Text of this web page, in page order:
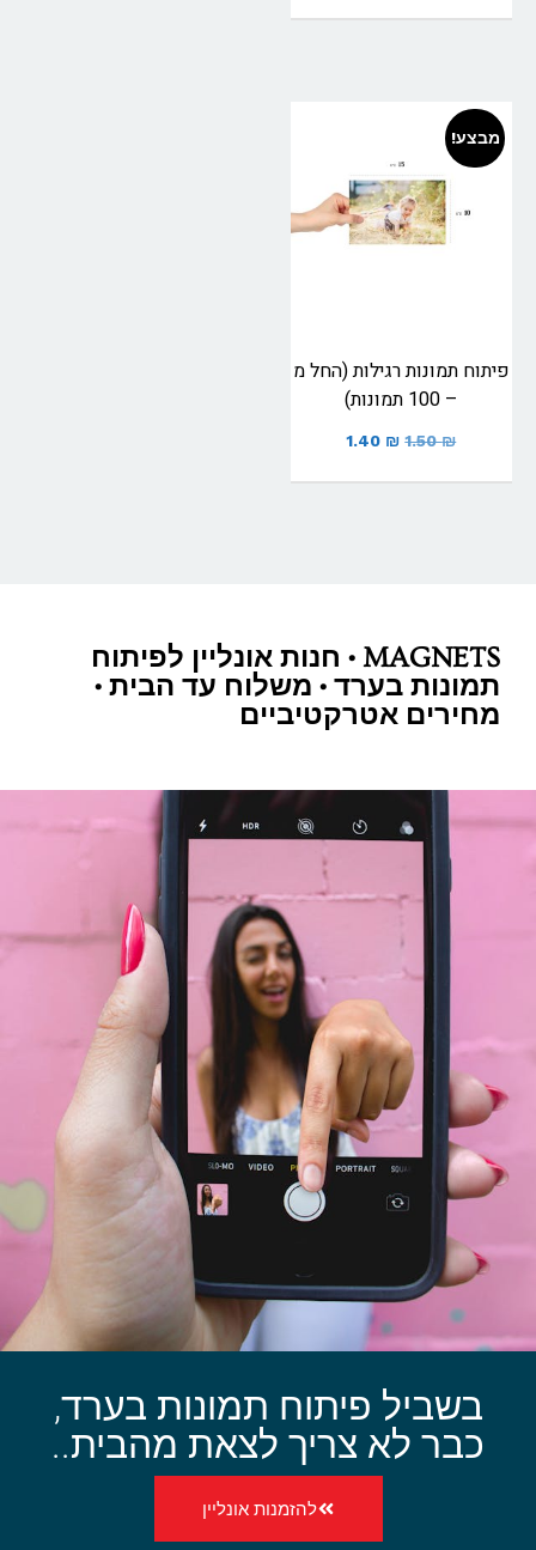
מבצע!
פיתוח תמונות רגילות (החל מ
– 100 תמונות)
1.50₪
1.40 ₪
MAGNETS • חנות אונליין לפיתוח
תמונות בערד • משלוח עד הבית •
מחירים אטרקטיביים
בשביל פיתוח תמונות בערד,
כבר לא צריך לצאת מהבית..
להזמנות אונליין